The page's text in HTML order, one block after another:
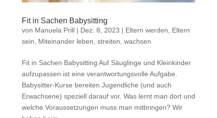
Fit in Sachen Babysitting
von Manuela Prill| Dez. 8, 2023 | Eltern werden, Eltern
sein
Miteinander leben, streiten, wachsen
Fit in Sachen Babysitting Auf Säuglinge und Kleinkinder
aufzupassen ist eine verantwortungsvolle Aufgabe.
Babysitter-Kurse bereiten Jugendliche (und auch
Erwachsene) speziell darauf vor. Was lernt man dort und
welche Voraussetzungen muss man mitbringen? Wir